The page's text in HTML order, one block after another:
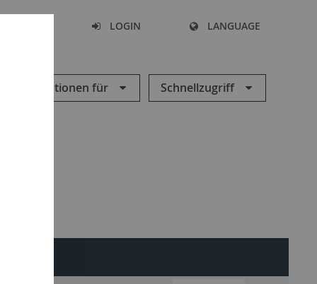
LOGIN LANGUAGE
Informationen für Schnellzugriff